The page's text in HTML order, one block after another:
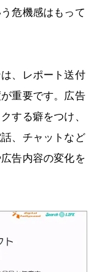
危機感はもって
、レポート送付
重要です。広告
する癖をつけ、
、チャットなど
告内容の変化を